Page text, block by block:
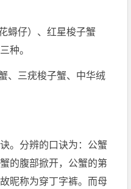
蟳仔）、红星梭子蟹
种。
、三疣梭子蟹、中华绒
。分辨的口诀为：公蟹
的腹部掀开，公蟹的第
昵称为穿丁字裤。而母